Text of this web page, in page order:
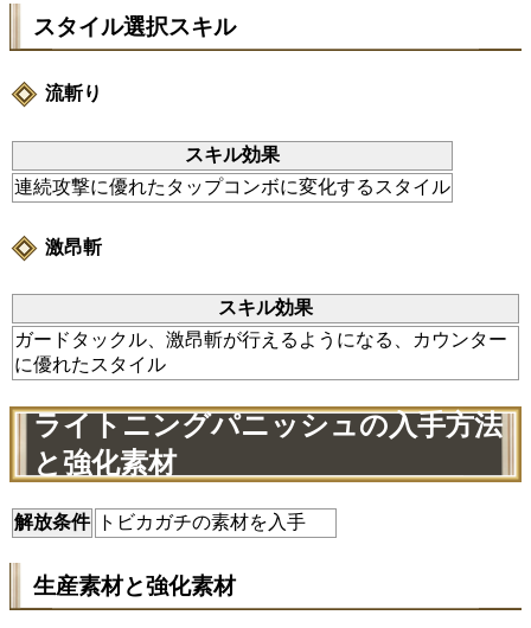
スタイル選択スキル
流斬り
スキル効果
連続攻撃に優れたタップコンボに変化するスタイル
激昂斬
スキル効果
ガードタックル、激昂斬が行えるようになる、カウンター
に優れたスタイル
ライトニングパニッシュの入手方法
と強化素材
解放条件 トビカガチの素材を入手
生産素材と強化素材